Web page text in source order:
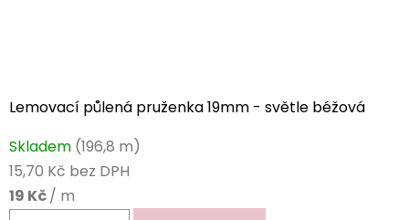
Lemovací půlená pruženka 19mm - světle béžová
Skladem (196,8 m)
15,70 Kč bez DPH
19 Kč/ m